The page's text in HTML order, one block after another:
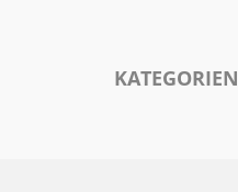
KATEGORIEN